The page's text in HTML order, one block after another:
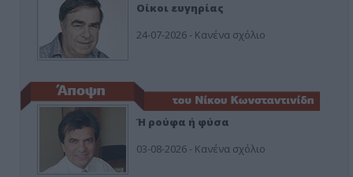
Οίκοι ευγηρίας
24-07-2026 - Κανένα σχόλιο
Ή ρούφα ή φύσα
03-08-2026 - Κανένα σχόλιο